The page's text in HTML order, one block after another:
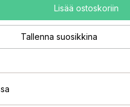
Lisää ostoskoriin
Tallenna suosikkina